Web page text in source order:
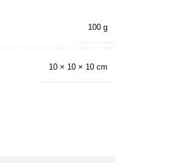
100 g
10 × 10 × 10 cm